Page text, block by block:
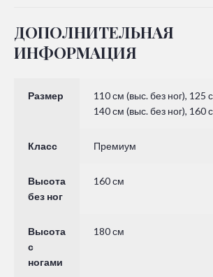
ДОПОЛНИТЕЛЬНАЯ
ИНФОРМАЦИЯ
Размер
110 см (выс. без ног), 125
140 см (выс. без ног), 160
Класс Премиум
Высота
без ног
160 см
Высота
с
ногами
180 см